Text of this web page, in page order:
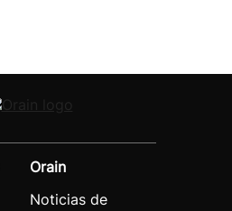
Orain
Noticias de